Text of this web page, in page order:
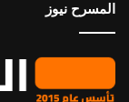
المسرح نيوز